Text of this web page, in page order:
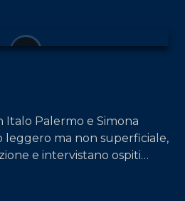
Palermo e Simona
leggero ma non superficiale,
e intervistano ospiti